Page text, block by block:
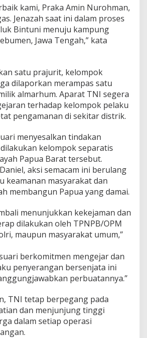
a
kami, Praka Amin Nurohman,
Jenazah saat ini dalam proses
Bintuni menuju kampung
Jawa Tengah,” kata
satu prajurit, kelompok
dilaporkan merampas satu
almarhum. Aparat TNI segera
terhadap kelompok pelaku
pengamanan di sekitar distrik.
menyesalkan tindakan
kelompok separatis
Papua Barat tersebut.
aksi semacam ini berulang
keamanan masyarakat dan
membangun Papua yang damai.
menunjukkan kekejaman dan
dilakukan oleh TPNPB/OPM
maupun masyarakat umum,”
berkomitmen mengejar dan
penyerangan bersenjata ini
perbuatannya.”
TNI tetap berpegang pada
dan menjunjung tinggi
dalam setiap operasi